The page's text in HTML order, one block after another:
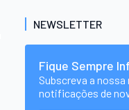
NEWSLETTER
Fique Sempre
Subscreva a
notificações de